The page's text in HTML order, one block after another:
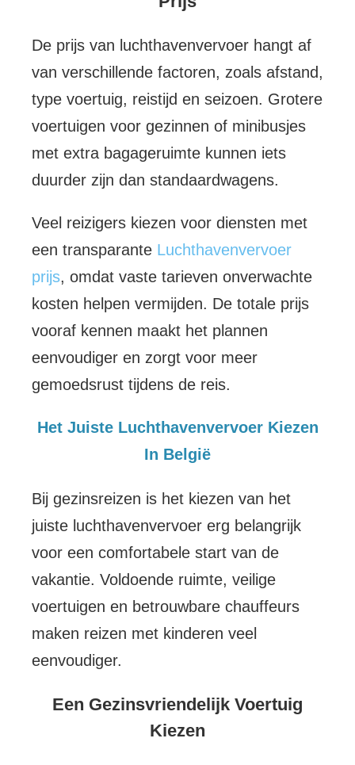
De prijs van luchthavenvervoer hangt af
van verschillende factoren, zoals afstand,
type voertuig, reistijd en seizoen. Grotere
voertuigen voor gezinnen of minibusjes
met extra bagageruimte kunnen iets
duurder zijn dan standaardwagens.
Veel reizigers kiezen voor diensten met
een transparante Luchthavenvervoer
prijs, omdat vaste tarieven onverwachte
kosten helpen vermijden. De totale prijs
vooraf kennen maakt het plannen
eenvoudiger en zorgt voor meer
gemoedsrust tijdens de reis.
Het Juiste Luchthavenvervoer Kiezen
In België
Bij gezinsreizen is het kiezen van het
juiste luchthavenvervoer erg belangrijk
voor een comfortabele start van de
vakantie. Voldoende ruimte, veilige
voertuigen en betrouwbare chauffeurs
maken reizen met kinderen veel
eenvoudiger.
Een Gezinsvriendelijk Voertuig
Kiezen